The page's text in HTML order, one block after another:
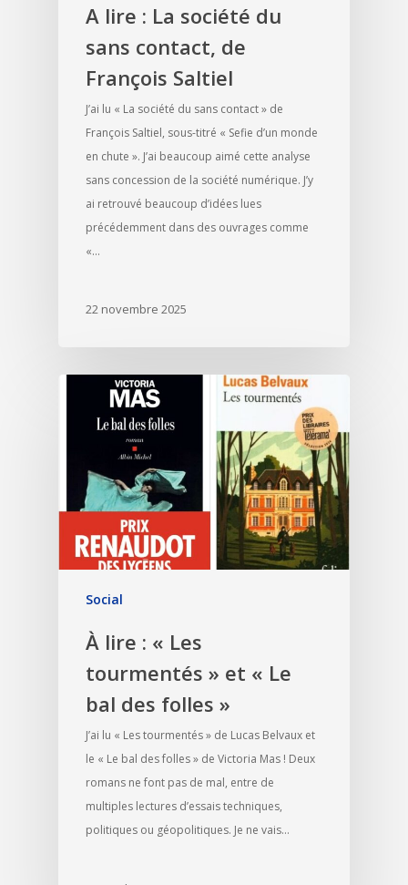
A lire : La société du
sans contact, de
François Saltiel
J’ai lu « La société du sans contact » de
François Saltiel, sous-titré « Sefie d’un monde
en chute ». J’ai beaucoup aimé cette analyse
sans concession de la société numérique. J’y
ai retrouvé beaucoup d’idées lues
précédemment dans des ouvrages comme
«…
22 novembre 2025
Social
À lire : « Les
tourmentés » et « Le
bal des folles »
J’ai lu « Les tourmentés » de Lucas Belvaux et
le « Le bal des folles » de Victoria Mas ! Deux
romans ne font pas de mal, entre de
multiples lectures d’essais techniques,
politiques ou géopolitiques. Je ne vais…